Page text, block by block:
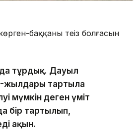
баққаны теңіз болғасын
тұрдық. Дауыл
жылдары тартыла
мүмкін деген үміт
бір тартылып,
ақын.